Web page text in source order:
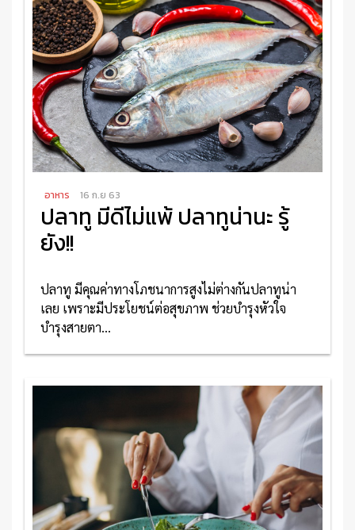
อ่านเพิ่มเติม
อาหาร 16 ก.ย 63
ปลาทู มีดีไม่แพ้ ปลาทูน่านะ รู้
ยัง!!
ปลาทู มีคุณค่าทางโภชนาการสูงไม่ต่างกันปลาทูน่า
เลย เพราะมีประโยชน์ต่อสุขภาพ ช่วยบำรุงหัวใจ
บำรุงสายตา...
อ่านเพิ่มเติม